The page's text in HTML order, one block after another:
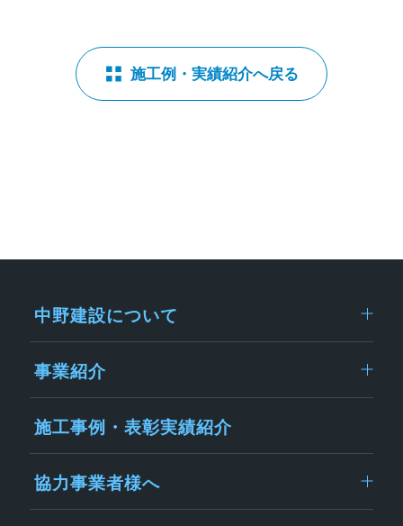
施工例・実績紹介へ戻る
中野建設について
事業紹介
施工事例・表彰実績紹介
協力事業者様へ